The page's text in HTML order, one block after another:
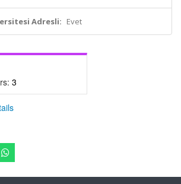
Adresli: Evet
3